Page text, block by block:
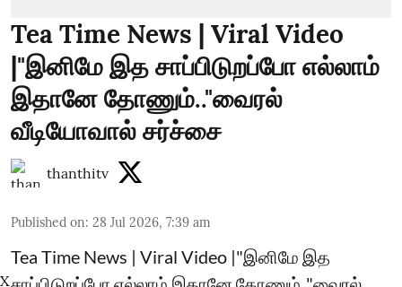
Tea Time News | Viral Video
|"இனிமே இத சாப்பிடுறப்போ எல்லாம்
இதானே தோணும்.."வைரல்
வீடியோவால் சர்ச்சை
thanthitv
Published on: 28 Jul 2026, 7:39 am
Tea Time News | Viral Video |"இனிமே இத
X